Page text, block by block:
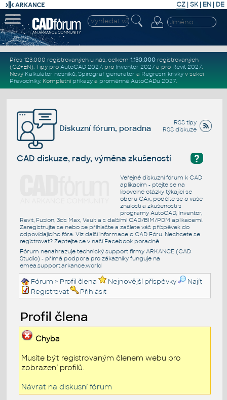
CZ | SK| EN | DE
Přes 123.000 registrovaných u nás, celkem 1.130.000registrovaných
(CZ+EN). Tipy pro AutoCAD 2027, pro Inventor 2027a pro Revit 2027.
Nový Kalkulátor nosníků, Spirograf generátor a Regresní křivkyv sekci
Převodníky. Kompletní příkazya proměnné AutoCADu 2027.
RSS tipy
RSS diskuze
Diskuzní fórum, poradna
?
CAD diskuze, rady, výměna zkušeností
Veřejné diskuzní fórum k CAD
aplikacím - ptejte se na
libovolné otázky týkající se
oboru CAx, podělte se o vaše
znalosti a zkušenosti s
programy AutoCAD, Inventor,
Revit, Fusion, 3ds Max, Vault a s dalšími CAD/BIM/PDM aplikacemi.
Zaregistrujte se nebo se přihlašte a zašlete váš příspěvek do
odpovídajícího fóra. Viz další informace o CAD Fóru. Nechcete se
registrovat? Zeptejte se v naší Facebook poradně.
Fórum nenahrazuje technický support firmy ARKANCE (CAD
Studio) - přímá podpora pro zákazníky funguje na
emea.support.arkance.world
Fórum > Profil člena Nejnovější příspěvky
Najít
Registrovat
Přihlásit
Profil člena
Chyba
Musíte být registrovaným členem webu pro
zobrazení profilů.
Návrat na diskusní fórum